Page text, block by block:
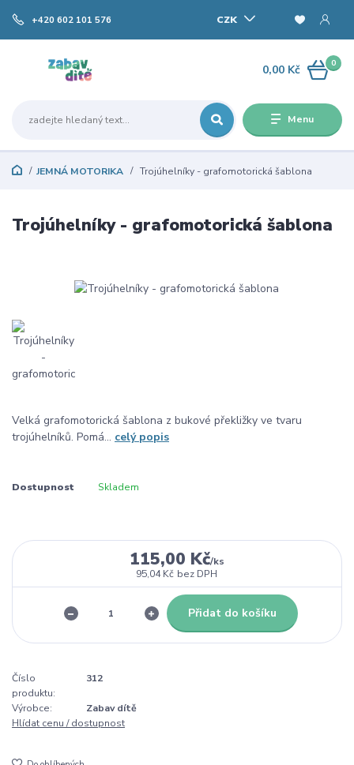
Menu
CZK
+420 602 101 576
0
0,00 Kč
JEMNÁ MOTORIKA Trojúhelníky - grafomotorická šablona
Trojúhelníky - grafomotorická šablona
Velká grafomotorická šablona z bukové překližky ve tvaru
trojúhelníků. Pomá... celý popis
Dostupnost Skladem
115,00 Kč/ks
95,04 Kč bez DPH
Přidat do košíku
Číslo
produktu:
312
Výrobce:
Zabav dítě
Hlídat cenu / dostupnost